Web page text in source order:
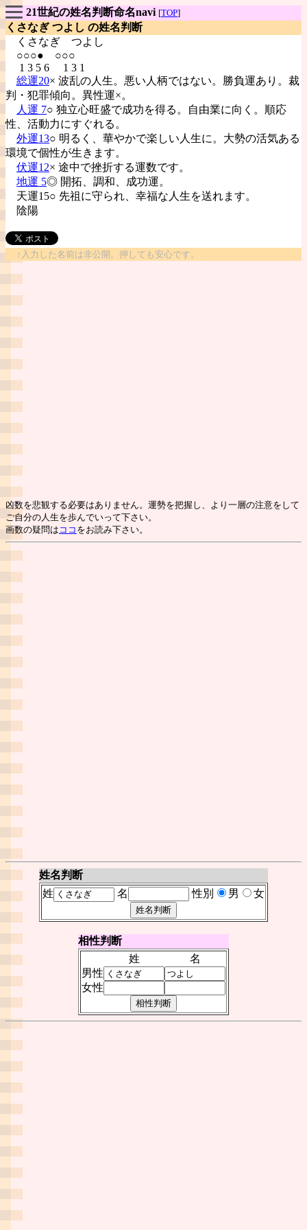
21世紀の姓名判断命名navi [TOP]
くさなぎ つよし の姓名判断
くさなぎ つよし
○○○● ○○○
1 3 5 6 1 3 1
総運20× 波乱の人生。悪い人柄ではない。勝負運あり。裁
判・犯罪傾向。異性運×。
人運 7○ 独立心旺盛で成功を得る。自由業に向く。順応
性、活動力にすぐれる。
外運13○ 明るく、華やかで楽しい人生に。大勢の活気ある
環境で個性が生きます。
伏運12× 途中で挫折する運数です。
地運 5◎ 開拓、調和、成功運。
天運15○ 先祖に守られ、幸福な人生を送れます。
陰陽
↑入力した名前は非公開。押しても安心です。
凶数を悲観する必要はありません。運勢を把握し、より一層の注意をして
ご自分の人生を歩んでいって下さい。
画数の疑問は ココ をお読み下さい。
姓名判断
姓
名 性別 男 女
相性判断
姓
名
男性
女性